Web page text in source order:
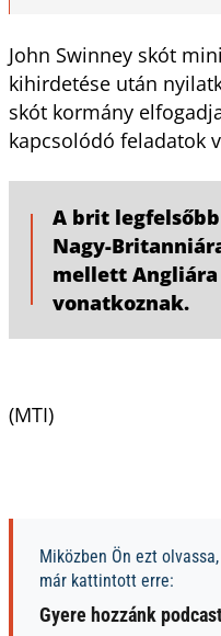
John Swinney skót
kihirdetése után
skót kormány
kapcsolódó feladatok
A brit legfelsőbb
Nagy-
mellett Angliára
vonatkoznak.
(MTI)
Miközben Ön ezt
már kattintott erre:
Gyere hozzánk